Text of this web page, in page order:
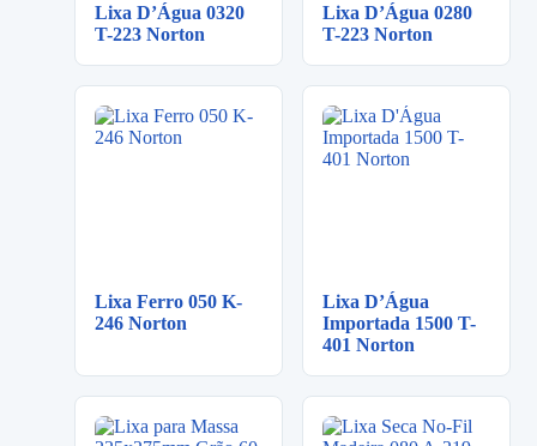
Lixa D’Água 0320
T-223 Norton
Lixa D’Água 0280
T-223 Norton
Lixa Ferro 050 K-
246 Norton
Lixa D’Água
Importada 1500 T-
401 Norton